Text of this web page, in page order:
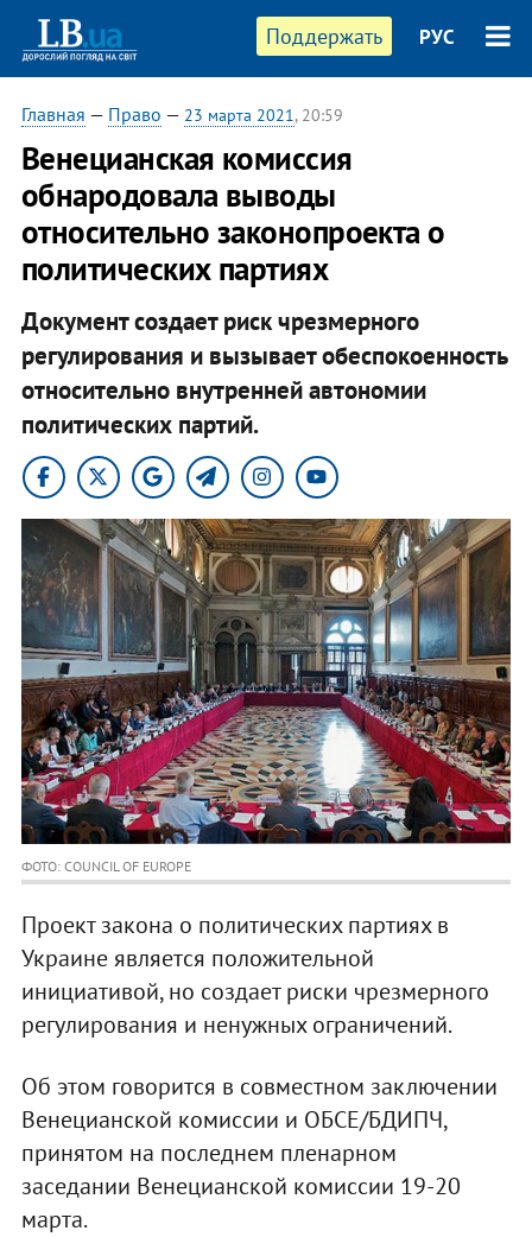
Поддержать РУС
Главная — Право — 23 марта 2021, 20:59
Венецианская комиссия
обнародовала выводы
относительно законопроекта о
политических партиях
Документ создает риск чрезмерного
регулирования и вызывает обеспокоенность
относительно внутренней автономии
политических партий.
ФОТО: COUNCIL OF EUROPE
Проект закона о политических партиях в
Украине является положительной
инициативой, но создает риски чрезмерного
регулирования и ненужных ограничений.
Об этом говорится в совместном заключении
Венецианской комиссии и ОБСЕ/БДИПЧ,
принятом на последнем пленарном
заседании Венецианской комиссии 19-20
марта.